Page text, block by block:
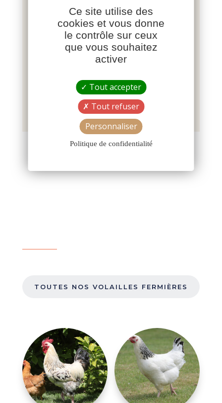
Poids des œufs
Valorisable
TOUTES NOS VOLAILLES FERMIÈRES
Ce site utilise des
cookies et vous donne
le contrôle sur ceux
que vous souhaitez
activer
Tout accepter
Tout refuser
Personnaliser
Politique de confidentialité